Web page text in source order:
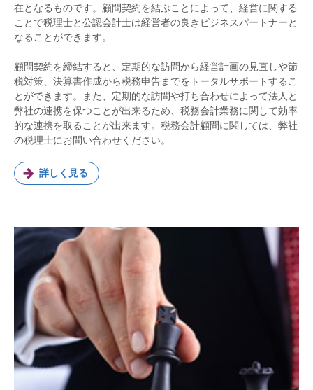
在となるものです。顧問契約を結ぶことによって、経営に関する
ことで税理士と公認会計士は経営者の良きビジネスパートナーと
なることができます。
顧問契約を締結すると、定期的な訪問から経営計画の見直しや節
税対策、決算書作成から税務申告までをトータルサポートするこ
とができます。また、定期的な訪問や打ち合わせによって法人と
弊社の連携を保つことが出来るため、税務会計業務に関して効率
的な連携を取ることが出来ます。税務会計顧問に関しては、弊社
の税理士にお問い合わせください。
詳しく見る